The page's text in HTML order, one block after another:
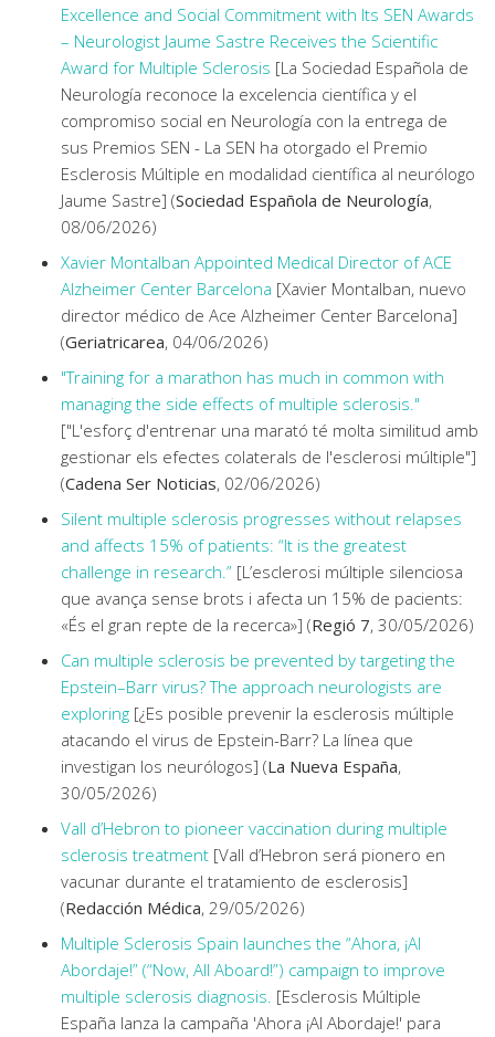
Excellence and Social Commitment with Its SEN Awards
– Neurologist Jaume Sastre Receives the Scientific
Award for Multiple Sclerosis [La Sociedad Española de
Neurología reconoce la excelencia científica y el
compromiso social en Neurología con la entrega de
sus Premios SEN - La SEN ha otorgado el Premio
Esclerosis Múltiple en modalidad científica al neurólogo
Jaume Sastre] (Sociedad Española de Neurología,
08/06/2026)
Xavier Montalban Appointed Medical Director of ACE
Alzheimer Center Barcelona [Xavier Montalban, nuevo
director médico de Ace Alzheimer Center Barcelona]
(Geriatricarea, 04/06/2026)
"Training for a marathon has much in common with
managing the side effects of multiple sclerosis."
["L'esforç d'entrenar una marató té molta similitud amb
gestionar els efectes colaterals de l'esclerosi múltiple"]
(Cadena Ser Noticias, 02/06/2026)
Silent multiple sclerosis progresses without relapses
and affects 15% of patients: “It is the greatest
challenge in research.” [L’esclerosi múltiple silenciosa
que avança sense brots i afecta un 15% de pacients:
«És el gran repte de la recerca»] (Regió 7, 30/05/2026)
Can multiple sclerosis be prevented by targeting the
Epstein–Barr virus? The approach neurologists are
exploring [¿Es posible prevenir la esclerosis múltiple
atacando el virus de Epstein-Barr? La línea que
investigan los neurólogos] (La Nueva España,
30/05/2026)
Vall d’Hebron to pioneer vaccination during multiple
sclerosis treatment [Vall d’Hebron será pionero en
vacunar durante el tratamiento de esclerosis]
(Redacción Médica, 29/05/2026)
Multiple Sclerosis Spain launches the “Ahora, ¡Al
Abordaje!” (“Now, All Aboard!”) campaign to improve
multiple sclerosis diagnosis. [Esclerosis Múltiple
España lanza la campaña 'Ahora ¡Al Abordaje!' para